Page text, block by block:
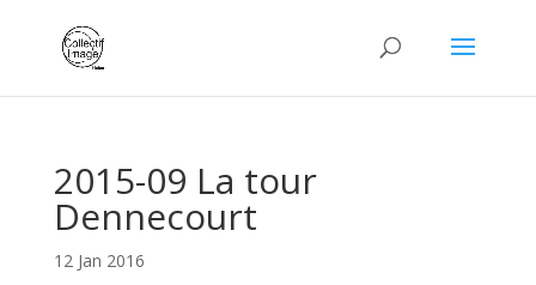
2015-09 La tour
Dennecourt
12 Jan 2016